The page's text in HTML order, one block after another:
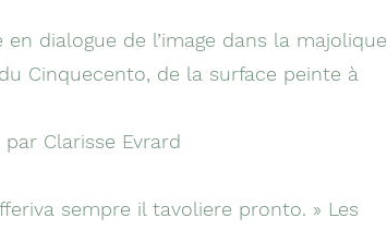
en dialogue de l’image dans la majolique
Cinquecento, de la surface peinte à
Clarisse Evrard
sempre il tavoliere pronto. » Les